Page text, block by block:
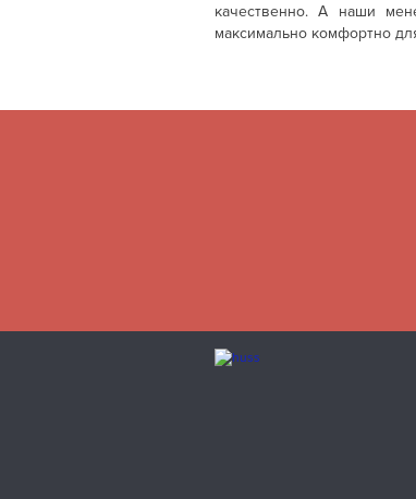
качественно. А наши
максимально комфортно